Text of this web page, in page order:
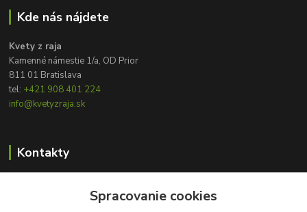
Kde nás nájdete
Kvety z raja
Kamenné námestie 1/a, OD Prior
811 01 Bratislava
tel: +421 908 401 224
info@kvetyzraja.sk
Kontakty
+421 908 401 224
Spracovanie cookies